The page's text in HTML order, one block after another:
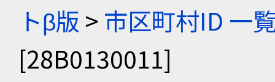
トβ版 > 市区町村ID 一
[28B0130011]